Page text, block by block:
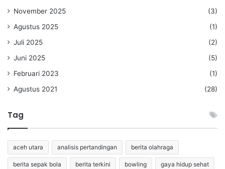
November 2025
(3)
Agustus 2025
(1)
Juli 2025
(2)
Juni 2025
(5)
Februari 2023
(1)
Agustus 2021
(28)
Tag
aceh utara analisis pertandingan berita olahraga
berita sepak bola berita terkini bowling gaya hidup sehat